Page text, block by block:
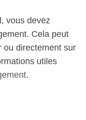
vous devez
Cela peut
ou directement sur
utiles
.